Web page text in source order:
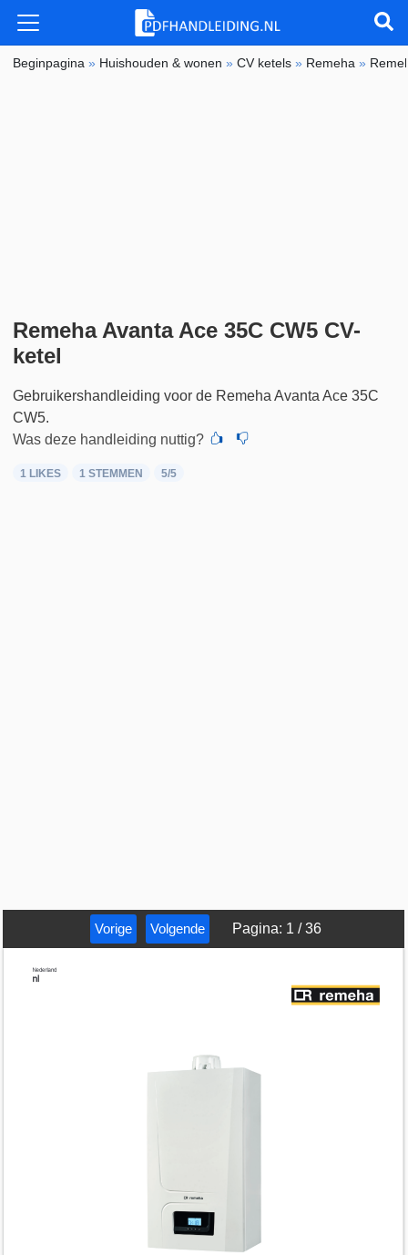
Beginpagina » Huishouden & wonen »CV ketels » Remeha »
Remeha Avanta Ace 35C CW5 CV-
ketel
Gebruikershandleiding voor de Remeha Avanta Ace 35C
CW5.
Was deze handleiding nuttig?
1 LIKES 1 STEMMEN 5/5
Vorige Volgende Pagina: 1 /36